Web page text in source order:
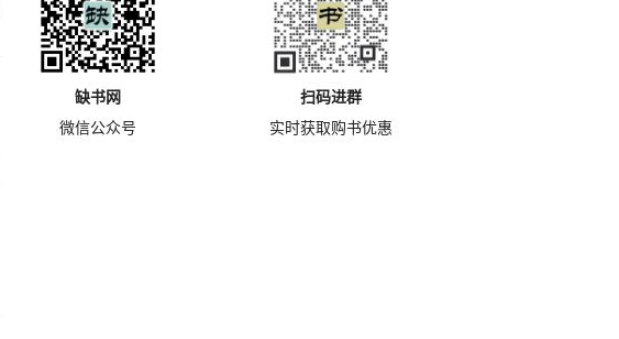
缺书网
微信公众号
扫码进群
实时获取购书优惠